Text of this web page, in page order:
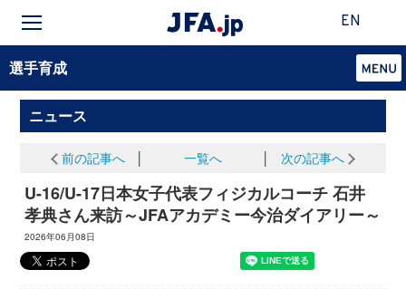
EN
選手育成
ニュース
前の記事へ 一覧へ 次の記事へ
U-16/U-17日本女子代表フィジカルコーチ 石井
孝典さん来訪～JFAアカデミー今治ダイアリー～
2026年06月08日